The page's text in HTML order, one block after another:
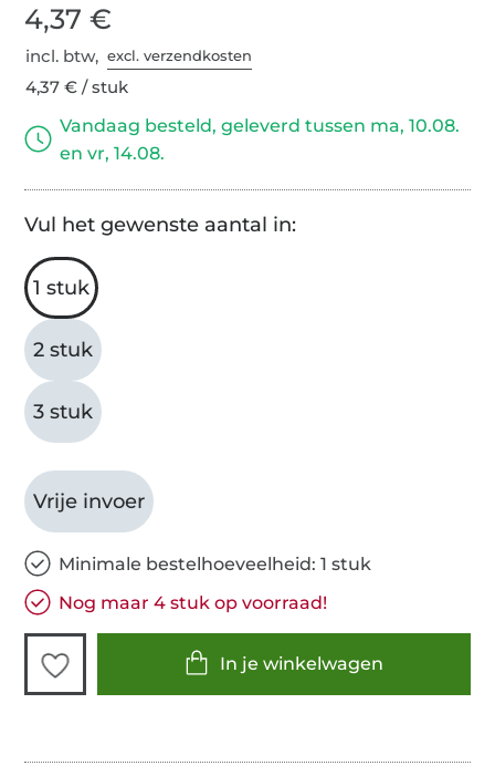
4,37 €
incl. btw,excl. verzendkosten
4,37 € / stuk
Vandaag besteld, geleverd tussen ma, 10.08.
en vr, 14.08.
Vul het gewenste aantal in:
1 stuk
2 stuk
3 stuk
Vrije invoer
Minimale bestelhoeveelheid: 1 stuk
Nog maar 4 stuk op voorraad!
In je winkelwagen